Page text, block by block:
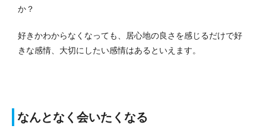
か？
好きかわからなくなっても、居心地の良さを感じるだけで好
きな感情、大切にしたい感情はあるといえます。
なんとなく会いたくなる